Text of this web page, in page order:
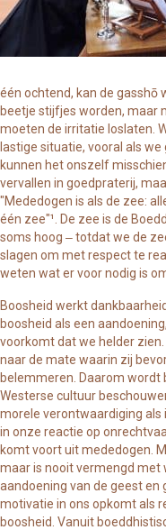
één ochtend, kan de gasshō
beetje stijfjes worden, maar
moeten de irritatie loslaten.
lastige situatie, vooral als
kunnen het onszelf
vervallen in goedpraterij,
"Mededogen is als de zee:
één zee"¹. De zee is de
soms hoog ‒ totdat we de
slagen om met respect te
weten wat er voor nodig is
Boosheid werkt
boosheid als een
voorkomt dat we helder
naar de mate waarin zij
belemmeren. Daarom wordt
Westerse cultuur
morele verontwaardiging als
in onze reactie op
komt voort uit mededogen.
maar is nooit vermengd met
aandoening van de geest en
motivatie in ons opkomt als
boosheid. Vanuit